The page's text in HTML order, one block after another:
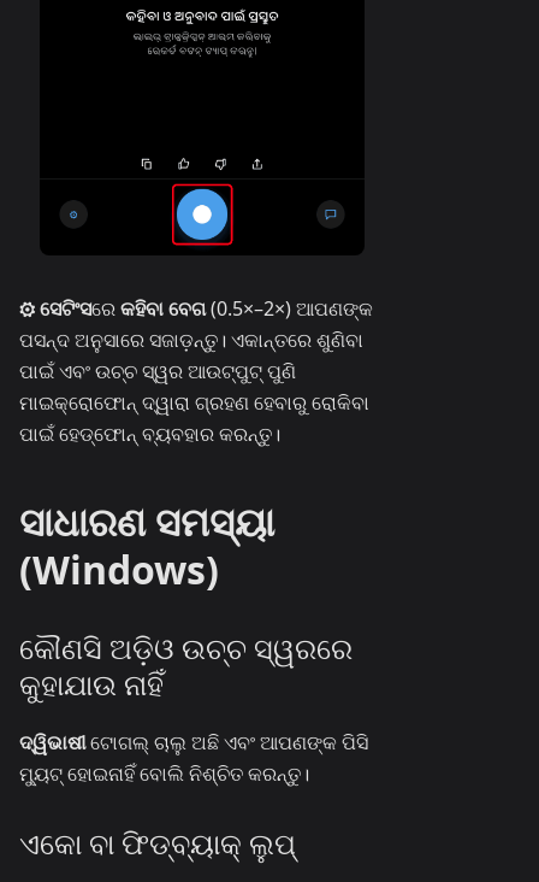
⚙ ସେଟିଂସରେକହିବା ବେଗ(0.5×–2×) ଆପଣଙ୍କ
ପସନ୍ଦ ଅନୁସାରେ ସଜାଡ଼ନ୍ତୁ। ଏକାନ୍ତରେ ଶୁଣିବା
ପାଇଁ ଏବଂ ଉଚ୍ଚ ସ୍ୱର ଆଉଟ୍‌ପୁଟ୍ ପୁଣି
ମାଇକ୍ରୋଫୋନ୍ ଦ୍ୱାରା ଗ୍ରହଣ ହେବାରୁ ରୋକିବା
ପାଇଁ ହେଡ୍‌ଫୋନ୍ ବ୍ୟବହାର କରନ୍ତୁ।
ସାଧାରଣ ସମସ୍ୟା
(Windows)
କୌଣସି ଅଡ଼ିଓ ଉଚ୍ଚ ସ୍ୱରରେ
କୁହାଯାଉ ନାହିଁ
ଦ୍ୱିଭାଷୀଟୋଗଲ୍ ଚାଲୁ ଅଛି ଏବଂ ଆପଣଙ୍କ ପିସି
ମ୍ୟୁଟ୍ ହୋଇନାହିଁ ବୋଲି ନିଶ୍ଚିତ କରନ୍ତୁ।
ଏକୋ ବା ଫିଡ୍‌ବ୍ୟାକ୍ ଲୁପ୍